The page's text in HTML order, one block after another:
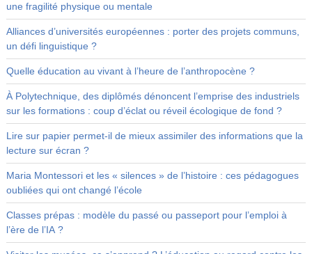
une fragilité physique ou mentale
Alliances d’universités européennes : porter des projets communs,
un défi linguistique ?
Quelle éducation au vivant à l’heure de l’anthropocène ?
À Polytechnique, des diplômés dénoncent l’emprise des industriels
sur les formations : coup d’éclat ou réveil écologique de fond ?
Lire sur papier permet-il de mieux assimiler des informations que la
lecture sur écran ?
Maria Montessori et les « silences » de l’histoire : ces pédagogues
oubliées qui ont changé l’école
Classes prépas : modèle du passé ou passeport pour l’emploi à
l’ère de l’IA ?